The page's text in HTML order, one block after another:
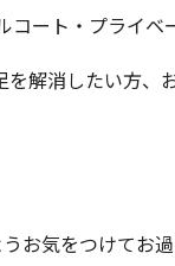
ート・プライベ
解消したい方、
お気をつけてお過